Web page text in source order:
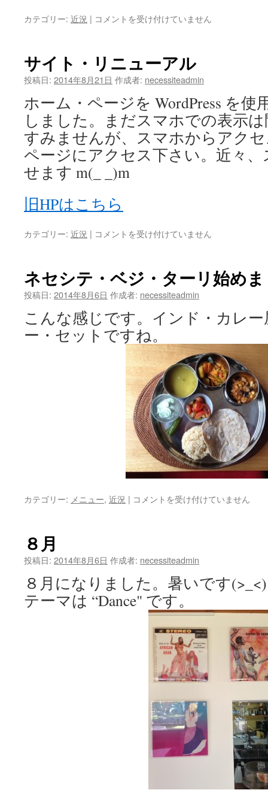
カテゴリー: 近況 | カ
ア
の
花
コメントを受け付けていません
サイト・リニューアル
投稿日: 2014年8月21日 作成者: necessiteadmin
ホーム・ページを WordPress を
しました。まだスマホでの表示
すみませんが、スマホからアク
ページにアクセス下さい。近々
せます m(_ _)m
旧HPはこちら
カテゴリー: 近況 | サ
ニ
ュ
ア
ル
は
コメントを受け付けていません
ネセシテ・ベジ・ターリ始め
投稿日: 2014年8月6日 作成者: necessiteadmin
こんな感じです。インド・カレ
ー・セットですね。
カテゴリー: メニュー, 近況 | ネ
ジ・
ー
リ
始
コメントを受け付けていません
８月
投稿日: 2014年8月6日 作成者: necessiteadmin
８月になりました。暑いです
テーマは “Dance" です。